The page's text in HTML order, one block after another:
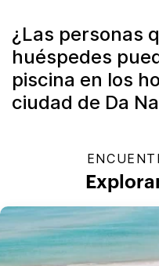
¿Las personas
huéspedes
piscina en los
ciudad de Da